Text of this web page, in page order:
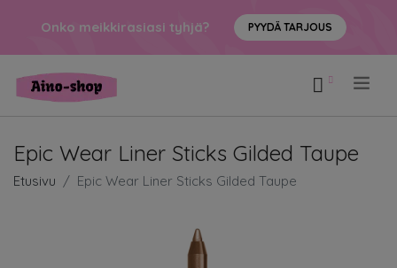
Onko meikkirasiasi tyhjä? PYYDÄ TARJOUS
Epic Wear Liner Sticks Gilded Taupe
Etusivu Epic Wear Liner Sticks Gilded Taupe